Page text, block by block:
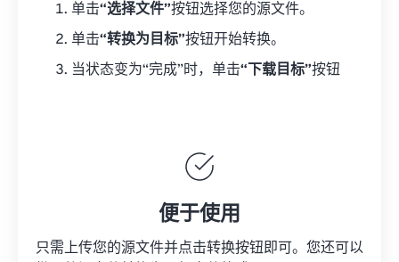
单击“选择文件”按钮选择您的源文件。
单击“转换为目标”按钮开始转换。
当状态变为“完成”时，单击“下载目标”按钮
便于使用
只需上传您的源文件并点击转换按钮即可。您还可以